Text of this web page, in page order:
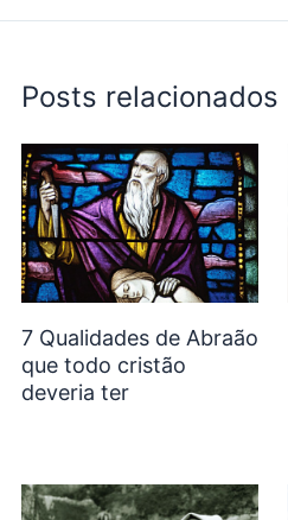
Posts relacionados
7 Qualidades de Abraão
que todo cristão
deveria ter